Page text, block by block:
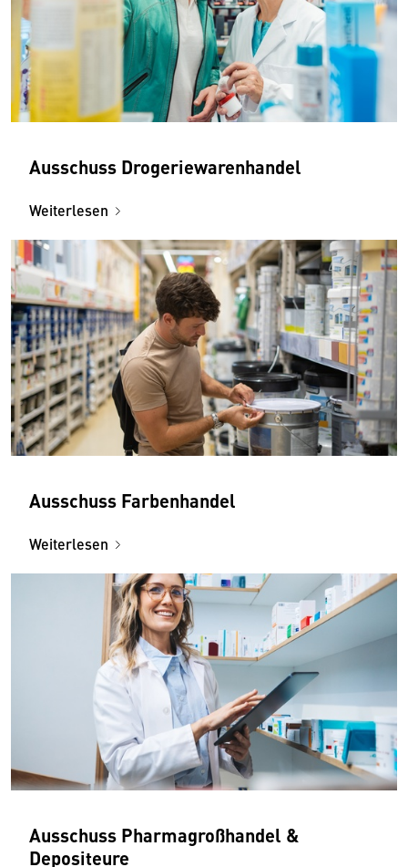
Ausschuss Drogeriewarenhandel
Weiterlesen
Ausschuss Farbenhandel
Weiterlesen
Ausschuss Pharmagroßhandel &
Depositeure